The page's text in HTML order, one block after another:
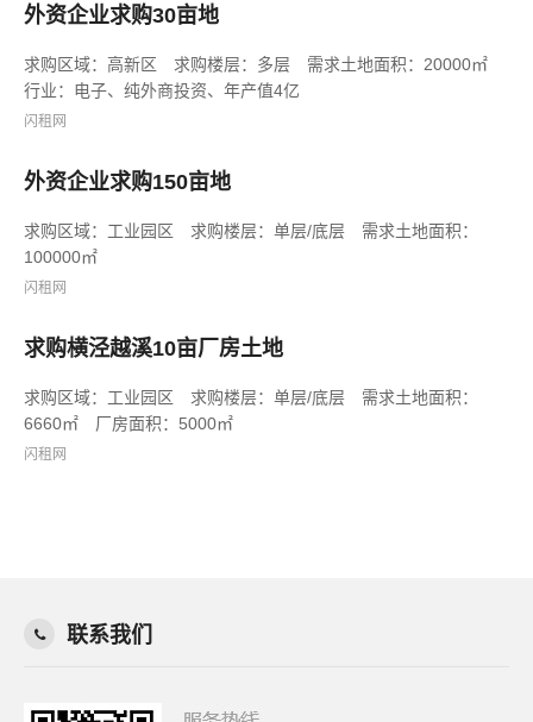
外资企业求购30亩地
求购区域：高新区 求购楼层：多层 需求土地面积：20000㎡
行业：电子、纯外商投资、年产值4亿
闪租网
外资企业求购150亩地
求购区域：工业园区 求购楼层：单层/底层 需求土地面积：
100000㎡
闪租网
求购横泾越溪10亩厂房土地
求购区域：工业园区 求购楼层：单层/底层 需求土地面积：
6660㎡ 厂房面积：5000㎡
闪租网
联系我们